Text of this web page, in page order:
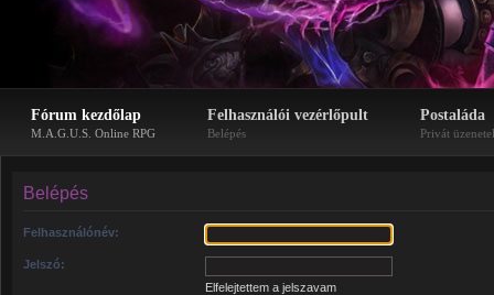
Fórum kezdőlap
M.A.G.U.S. Online RPG
Felhasználói vezérlőpult
Belépés
Postaláda
Privát
Belépés
Felhasználónév:
Jelszó:
Elfelejtettem a jelszavam